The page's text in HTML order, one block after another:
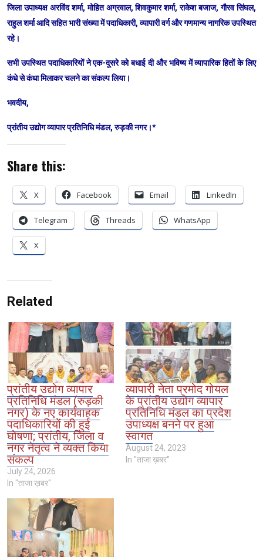
​जिला उपाध्यक्ष अरविंद शर्मा, मोहित अग्रवाल, शिवकुमार शर्मा, राकेश बजाज, गौरव सिंघल,
राहुल शर्मा आदि सहित भारी संख्या में पदाधिकारी, व्यापारी वर्ग और गणमान्य नागरिक उपस्थित
रहे।
​सभी उपस्थित पदाधिकारियों ने एक-दूसरे को बधाई दी और भविष्य में व्यापारिक हितों के लिए
कंधे से कंधा मिलाकर चलने का संकल्प लिया।
​भवदीय,
​प्रांतीय उद्योग व्यापार प्रतिनिधि मंडल, रुड़की नगर।*
Share this:
X Facebook Email LinkedIn
Telegram Threads WhatsApp
X
Related
प्रांतीय उद्योग व्यापार
प्रतिनिधि मंडल (रुड़की
नगर) के नए कार्यवाहक
पदाधिकारियों की हुई
घोषणा; प्रांतीय, जिला व
नगर नेतृत्व ने व्यक्त किया
संकल्प
July 24, 2026
In "ताजा ख़बर"
व्यापारी नेता प्रमोद गोयल
के प्रांतीय उद्योग व्यापार
प्रतिनिधि मंडल का प्रदेश
उपाध्यक्ष बनने पर हुआ
स्वागत
August 24, 2023
In "ताजा ख़बर"